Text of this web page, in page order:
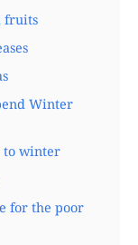
fruits
Winter
to winter
for the poor